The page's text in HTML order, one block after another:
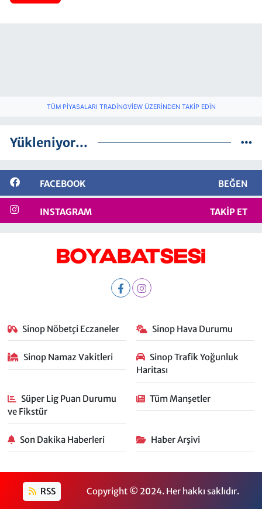
TÜM PIYASALARI TRADINGVIEW ÜZERINDEN TAKIP EDIN
Yükleniyor...
FACEBOOK BEĞEN
INSTAGRAM TAKIP ET
Sinop Nöbetçi Eczaneler Sinop Hava Durumu
Sinop Namaz Vakitleri
Sinop Trafik Yoğunluk
Haritası
Süper Lig Puan Durumu
ve Fikstür
Tüm Manşetler
Son Dakika Haberleri Haber Arşivi
RSS Copyright © 2024. Her hakkı saklıdır.